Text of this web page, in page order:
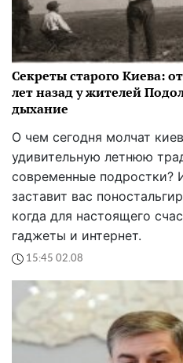
Секреты старого Киева:
лет назад у жителей
дыхание
О чем сегодня молчат
удивительную летнюю
современные подростки?
заставит вас
когда для настоящего
гаджеты и интернет.
15:45 02.08